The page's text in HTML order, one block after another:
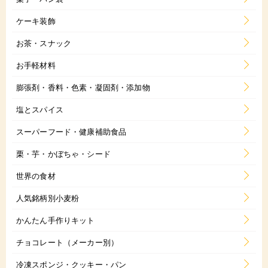
ケーキ装飾
お茶・スナック
お手軽材料
膨張剤・香料・色素・凝固剤・添加物
塩とスパイス
スーパーフード・健康補助食品
栗・芋・かぼちゃ・シード
世界の食材
人気銘柄別小麦粉
かんたん手作りキット
チョコレート（メーカー別）
冷凍スポンジ・クッキー・パン